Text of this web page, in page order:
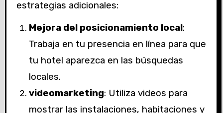
estrategias adicionales:
Mejora del posicionamiento local:
Trabaja en tu presencia en línea para que
tu hotel aparezca en las búsquedas
locales.
videomarketing: Utiliza videos para
mostrar las instalaciones, habitaciones y